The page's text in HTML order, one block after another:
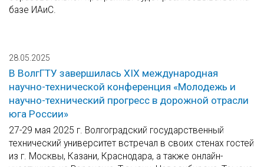
базе ИАиС.
28.05.2025
В ВолгГТУ завершилась ХIX международная
научно-технической конференция «Молодежь и
научно-технический прогресс в дорожной отрасли
юга России»
27-29 мая 2025 г. Волгоградский государственный
технический университет встречал в своих стенах гостей
из г. Москвы, Казани, Краснодара, а также онлайн-